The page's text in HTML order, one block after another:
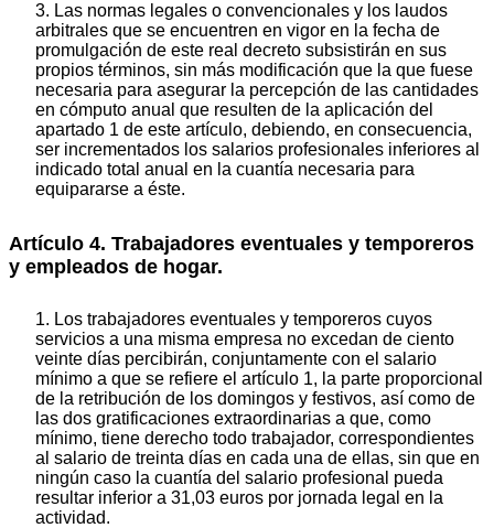
3. Las normas legales o convencionales y los laudos
arbitrales que se encuentren en vigor en la fecha de
promulgación de este real decreto subsistirán en sus
propios términos, sin más modificación que la que fuese
necesaria para asegurar la percepción de las cantidades
en cómputo anual que resulten de la aplicación del
apartado 1 de este artículo, debiendo, en consecuencia,
ser incrementados los salarios profesionales inferiores al
indicado total anual en la cuantía necesaria para
equipararse a éste.
Artículo 4. Trabajadores eventuales y temporeros
y empleados de hogar.
1. Los trabajadores eventuales y temporeros cuyos
servicios a una misma empresa no excedan de ciento
veinte días percibirán, conjuntamente con el salario
mínimo a que se refiere el artículo 1, la parte proporcional
de la retribución de los domingos y festivos, así como de
las dos gratificaciones extraordinarias a que, como
mínimo, tiene derecho todo trabajador, correspondientes
al salario de treinta días en cada una de ellas, sin que en
ningún caso la cuantía del salario profesional pueda
resultar inferior a 31,03 euros por jornada legal en la
actividad.